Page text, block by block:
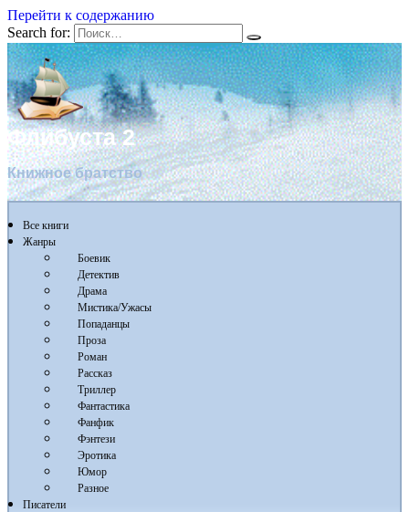
Перейти к содержанию
Search for:
Флибуста 2
Книжное братство
Все книги
Жанры
Боевик
Детектив
Драма
Мистика/Ужасы
Попаданцы
Проза
Роман
Рассказ
Триллер
Фантастика
Фанфик
Фэнтези
Эротика
Юмор
Разное
Писатели